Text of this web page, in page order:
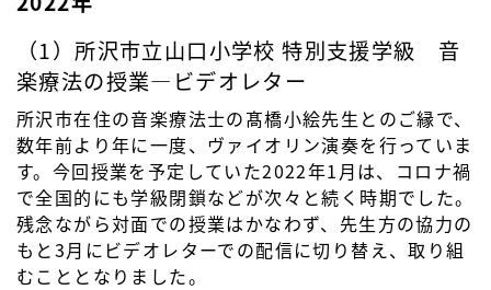
（1）所沢市立山口小学校 特別支援学級 音
楽療法の授業―ビデオレター
所沢市在住の音楽療法士の髙橋小絵先生とのご縁で、
数年前より年に一度、ヴァイオリン演奏を行っていま
す。今回授業を予定していた2022年1月は、コロナ禍
で全国的にも学級閉鎖などが次々と続く時期でした。
残念ながら対面での授業はかなわず、先生方の協力の
もと3月にビデオレターでの配信に切り替え、取り組
むこととなりました。